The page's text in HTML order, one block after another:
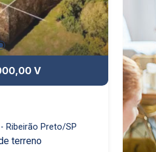
V
Ribeirão Preto/SP
terreno